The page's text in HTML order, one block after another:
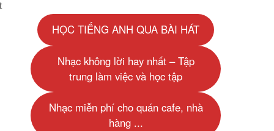
HỌC TIẾNG ANH QUA BÀI HÁT
Nhạc không lời hay nhất – Tập
trung làm việc và học tập
Nhạc miễn phí cho quán cafe, nhà
hàng ...